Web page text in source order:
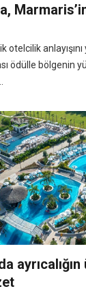
otelcilik
ödülle bölgenin